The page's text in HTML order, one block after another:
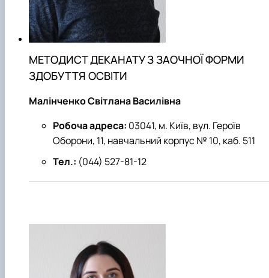
МЕТОДИСТ ДЕКАНАТУ З ЗАОЧНОЇ ФОРМИ
ЗДОБУТТЯ ОСВІТИ
Малінченко Світлана Василівна
Робоча адреса: 03041, м. Київ, вул. Героїв
Оборони, 11, навчальний корпус № 10, каб. 511
Тел.: (044) 527-81-12